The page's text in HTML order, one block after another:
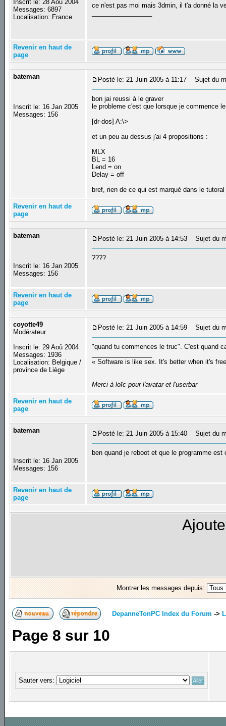
Inscrit le: 28 Aoû 2004
Messages: 6897
Localisation: France
ce n'est pas moi mais 3dmin, il t'a donné la
Revenir en haut de
page
bateman
Inscrit le: 16 Jan 2005
Messages: 156
Posté le: 21 Juin 2005 à 11:17 Sujet du
bon jai reussi à le graver
le probleme c'est que lorsque je commence
[dr-dos] A:\>
et un peu au dessus j'ai 4 propositions :
MLX
BL = 16
Lend = on
Delay = off
bref, rien de ce qui est marqué dans le
Revenir en haut de
page
bateman
Inscrit le: 16 Jan 2005
Messages: 156
Posté le: 21 Juin 2005 à 14:53 Sujet du
????
Revenir en haut de
page
coyotte49
Modérateur
Inscrit le: 29 Aoû 2004
Messages: 1936
Localisation: Belgique /
province de Liège
Posté le: 21 Juin 2005 à 14:59 Sujet du
"quand tu commences le truc". C'est quand
« Software is like sex. It's better when it's
Merci à loïc pour l'avatar et l'userbar
Revenir en haut de
page
bateman
Inscrit le: 16 Jan 2005
Messages: 156
Posté le: 21 Juin 2005 à 15:40 Sujet du
ben quand je reboot et que le programme
Revenir en haut de
page
Montrer les messages depuis:
DepanneTonPC Index du Forum ->
Page 8 sur 10
Sauter vers: